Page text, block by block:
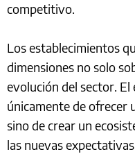
competitivo.
Los establecimientos
dimensiones no solo
evolución del sector. El
únicamente de ofrecer
sino de crear un
las nuevas